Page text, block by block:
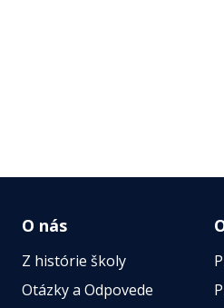
O nás
Z histórie školy
Otázky a Odpovede